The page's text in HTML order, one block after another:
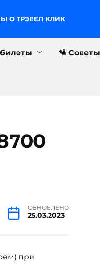
О ТРЭВЕЛ КЛИК
🛂 Советы
ОБНОВЛЕНО
25.03.2023
при